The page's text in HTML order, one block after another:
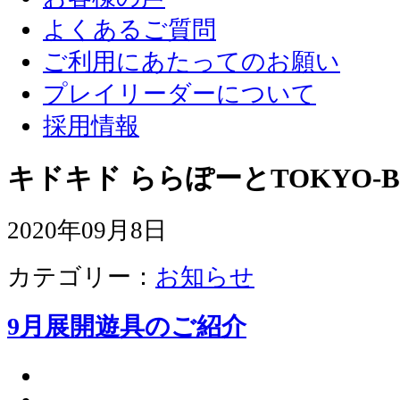
よくあるご質問
ご利用にあたってのお願い
プレイリーダーについて
採用情報
キドキド ららぽーとTOKYO-
2020年09月8日
カテゴリー： お知らせ
9月展開遊具のご紹介